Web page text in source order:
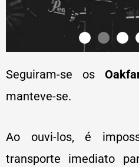
Seguiram-se os
manteve-se.
Ao ouvi-los, é
transporte imediato